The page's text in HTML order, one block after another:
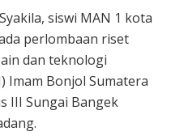
siswi MAN 1 kota
perlombaan riset
dan teknologi
Imam Bonjol Sumatera
III Sungai Bangek